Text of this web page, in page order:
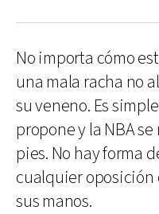
No importa cómo
una mala racha no
su veneno. Es
propone y la NBA
pies. No hay forma
cualquier oposición
sus manos.